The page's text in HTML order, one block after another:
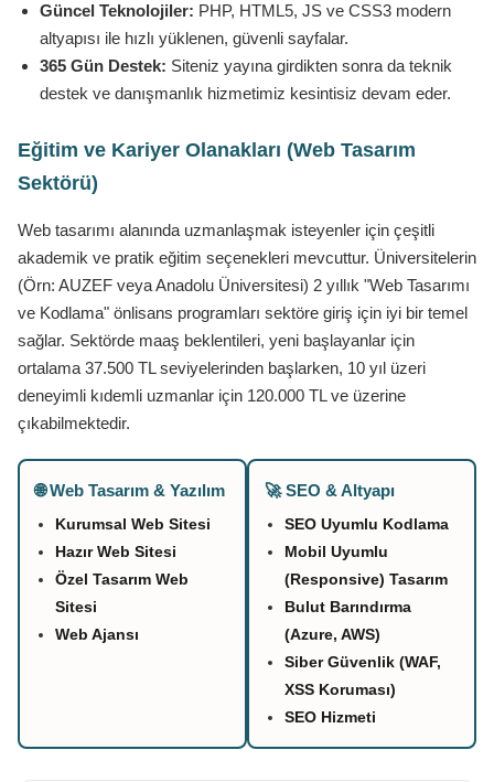
Güncel Teknolojiler: PHP, HTML5, JS ve CSS3 modern
altyapısı ile hızlı yüklenen, güvenli sayfalar.
365 Gün Destek: Siteniz yayına girdikten sonra da teknik
destek ve danışmanlık hizmetimiz kesintisiz devam eder.
Eğitim ve Kariyer Olanakları (Web Tasarım
Sektörü)
Web tasarımı alanında uzmanlaşmak isteyenler için çeşitli
akademik ve pratik eğitim seçenekleri mevcuttur. Üniversitelerin
(Örn: AUZEF veya Anadolu Üniversitesi) 2 yıllık "Web Tasarımı
ve Kodlama" önlisans programları sektöre giriş için iyi bir temel
sağlar. Sektörde maaş beklentileri, yeni başlayanlar için
ortalama 37.500 TL seviyelerinden başlarken, 10 yıl üzeri
deneyimli kıdemli uzmanlar için 120.000 TL ve üzerine
çıkabilmektedir.
🌐 Web Tasarım & Yazılım
Kurumsal Web Sitesi
Hazır Web Sitesi
Özel Tasarım Web
Sitesi
Web Ajansı
🚀 SEO & Altyapı
SEO Uyumlu Kodlama
Mobil Uyumlu
(Responsive) Tasarım
Bulut Barındırma
(Azure, AWS)
Siber Güvenlik (WAF,
XSS Koruması)
SEO Hizmeti